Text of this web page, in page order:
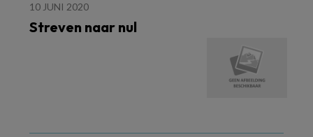
10 JUNI 2020
Streven naar nul